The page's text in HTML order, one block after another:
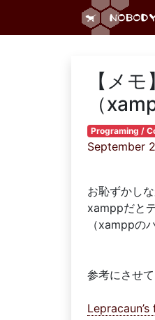
【メ
（
Programing /
September
お恥ずかし
xamppだと
（xamppの
参考にさせ